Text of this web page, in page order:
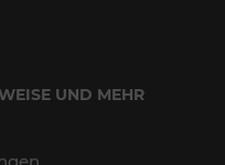
UND MEHR